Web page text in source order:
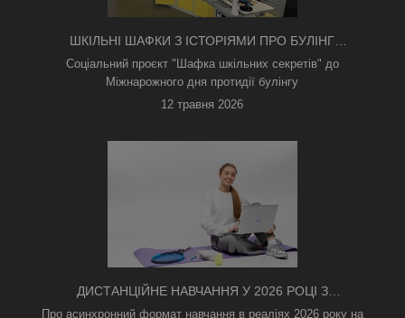
ШКІЛЬНІ ШАФКИ З ІСТОРІЯМИ ПРО БУЛІНГ
З'ЯВИЛИСЯ В КИЄВІ
Соціальний проєкт "Шафка шкільних секретів" до
Міжнарожного дня протидії булінгу
12 травня 2026
ДИСТАНЦІЙНЕ НАВЧАННЯ У 2026 РОЦІ З
ТРИВОГАМИ ТА БЕЗ СВІТЛА: ЯК АСИНХРОННИЙ
Про асинхронний формат навчання в реаліях 2026 року на